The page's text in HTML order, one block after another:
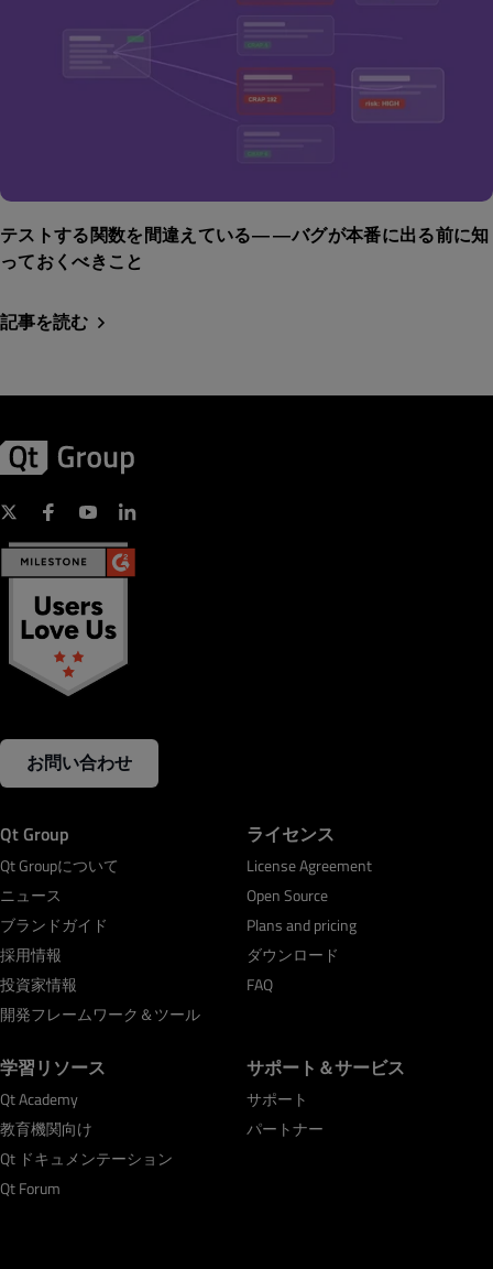
テストする関数を間違えている——バグが本番に出る前に知
っておくべきこと
記事を読む
お問い合わせ
Qt Group
Qt Groupについて
ニュース
ブランドガイド
採用情報
投資家情報
開発フレームワーク＆ツール
ライセンス
License Agreement
Open Source
Plans and pricing
ダウンロード
FAQ
学習リソース
Qt Academy
教育機関向け
Qt ドキュメンテーション
Qt Forum
サポート＆サービス
サポート
パートナー